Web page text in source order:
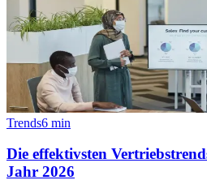
Trends6 min
Die effektivsten
Jahr 2026